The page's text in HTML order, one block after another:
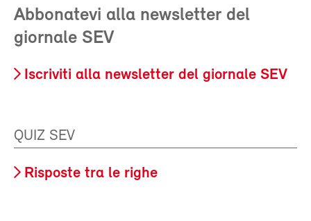
Abbonatevi alla newsletter del
giornale SEV
Iscriviti alla newsletter del giornale SEV
QUIZ SEV
Risposte tra le righe